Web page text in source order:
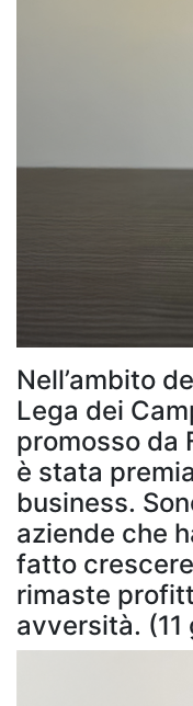
Nell’ambito
Lega dei
promosso da
è stata
business.
aziende che
fatto
rimaste
avversità.